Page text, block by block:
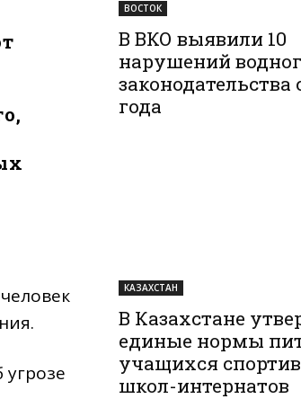
ВОСТОК
В ВКО выявили 10
нарушений
законодательства
года
КАЗАХСТАН
В Казахстане
единые нормы
учащихся
школ-интернатов